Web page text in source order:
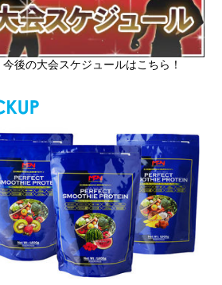
今後の大会スケジュールはこちら！